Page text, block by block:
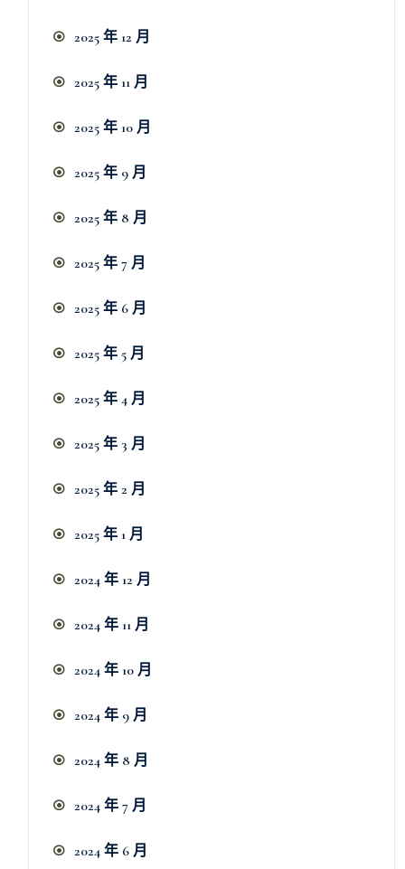
2025 年 12 月
2025 年 11 月
2025 年 10 月
2025 年 9 月
2025 年 8 月
2025 年 7 月
2025 年 6 月
2025 年 5 月
2025 年 4 月
2025 年 3 月
2025 年 2 月
2025 年 1 月
2024 年 12 月
2024 年 11 月
2024 年 10 月
2024 年 9 月
2024 年 8 月
2024 年 7 月
2024 年 6 月